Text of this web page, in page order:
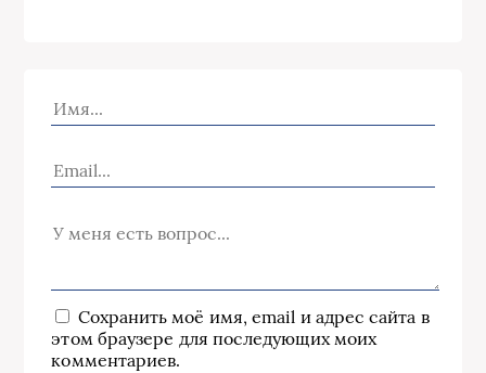
Сохранить моё имя, email и адрес сайта в
этом браузере для последующих моих
комментариев.